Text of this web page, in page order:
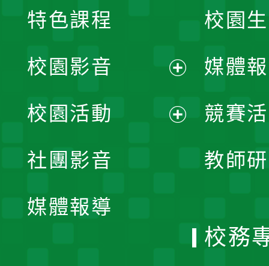
校園
媒體
競賽
教師
特色課程
校園影音
開
校園活動
社團影音
媒體報導
校務